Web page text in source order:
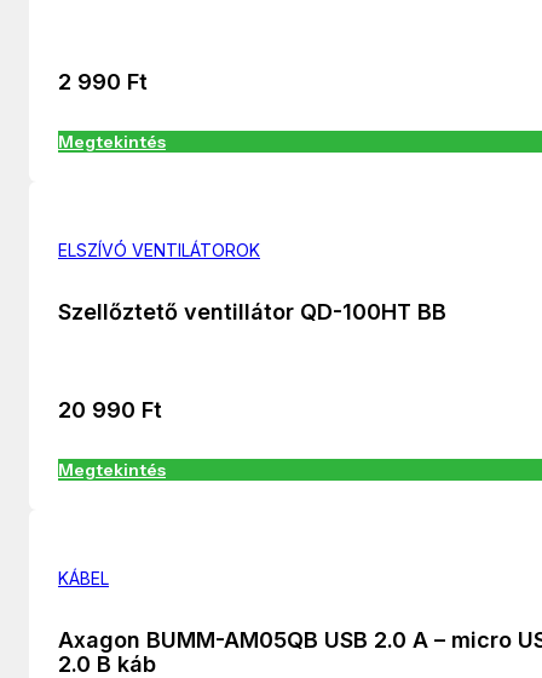
2 990 Ft
Megtekintés
ELSZÍVÓ VENTILÁTOROK
Szellőztető ventillátor QD-100HT BB
20 990 Ft
Megtekintés
KÁBEL
Axagon BUMM-AM05QB USB 2.0 A – micro
2.0 B káb